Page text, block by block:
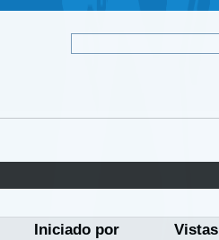
Iniciado por Vistas